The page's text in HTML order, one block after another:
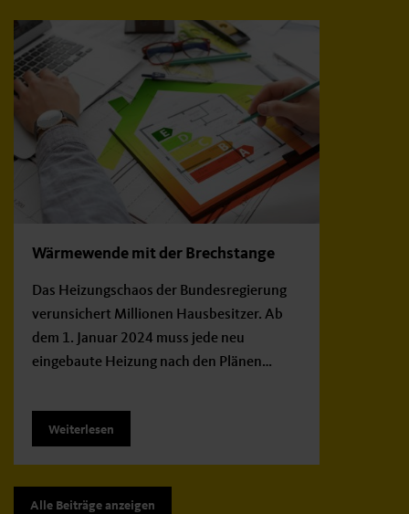
Wärmewende mit der Brechstange
Das Heizungschaos der Bundesregierung
verunsichert Millionen Hausbesitzer. Ab
dem 1. Januar 2024 muss jede neu
eingebaute Heizung nach den Plänen…
Weiterlesen
Alle Beiträge anzeigen